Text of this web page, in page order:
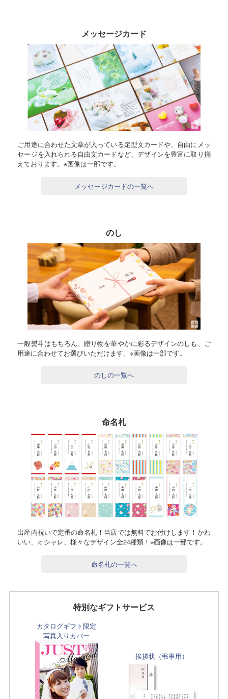
メッセージカード
ご用途に合わせた文章が入っている定型文カードや、自由にメッ
セージを入れられる自由文カードなど、デザインを豊富に取り揃
えております。※画像は一部です。
メッセージカードの一覧へ
のし
一般熨斗はもちろん、贈り物を華やかに彩るデザインのしも、ご
用途に合わせてお選びいただけます。※画像は一部です。
のしの一覧へ
命名札
出産内祝いで定番の命名札！当店では無料でお付けします！かわ
いい、オシャレ、様々なデザイン全24種類！※画像は一部です。
命名札の一覧へ
特別なギフトサービス
カタログギフト限定
写真入りカバー
挨拶状（弔事用）